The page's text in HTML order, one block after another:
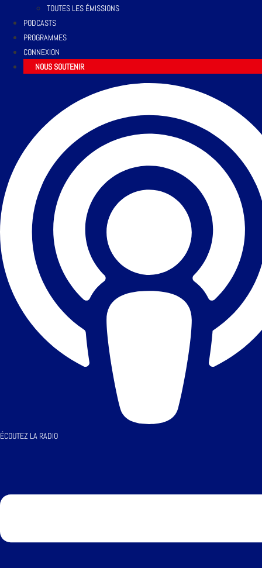
TOUTES LES ÉMISSIONS
PODCASTS
PROGRAMMES
CONNEXION
NOUS SOUTENIR
ÉCOUTEZ LA RADIO